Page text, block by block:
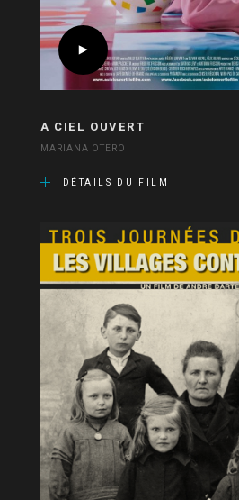
A CIEL OUVERT
MARIANA OTERO
DÉTAILS DU FILM